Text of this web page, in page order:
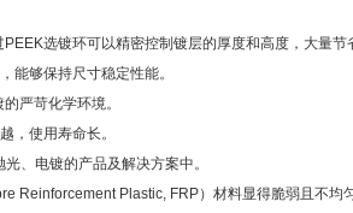
选镀环可以精密控制镀层的厚度和高度，大量节
能够保持尺寸稳定性能。
严苛化学环境。
，使用寿命长。
、电镀的产品及解决方案中。
Reinforcement Plastic, FRP）材料显得脆弱且不均